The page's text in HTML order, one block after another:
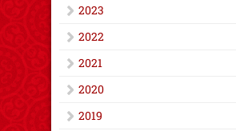
2023
2022
2021
2020
2019